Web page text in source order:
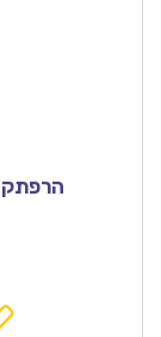
הרפתקאות